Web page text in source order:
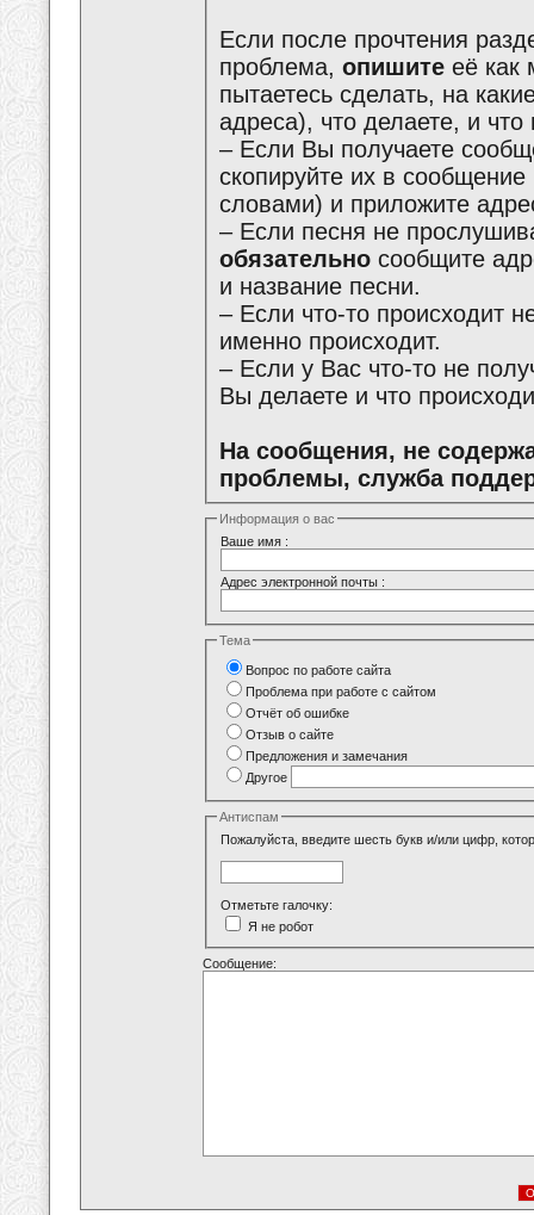
Если после прочтения
проблема, опишитееё как
пытаетесь сделать, на
адреса), что делаете, и
– Если Вы получаете
скопируйте их в
словами) и приложите
– Если песня не
обязательносообщите
и название песни.
– Если что-то происходит
именно происходит.
– Если у Вас что-то не
Вы делаете и что
На сообщения, не
проблемы, служба
Информация о вас
Ваше имя :
Адрес электронной почты :
Тема
Вопрос по работе сайта
Проблема при работе с сайтом
Отчёт об ошибке
Отзыв о сайте
Предложения и замечания
Другое
Антиспам
Пожалуйста, введите шесть букв и/или цифр,
Отметьте галочку:
Я не робот
Сообщение: